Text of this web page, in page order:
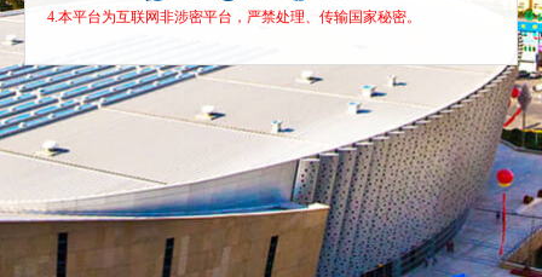
4.本平台为互联网非涉密平台，严禁处理、传输国家秘密。